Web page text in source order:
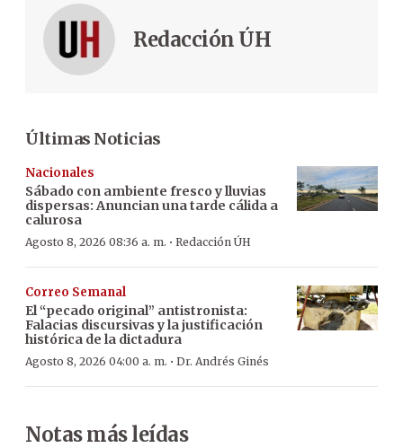
Redacción ÚH
Últimas Noticias
Nacionales
Sábado con ambiente fresco y lluvias
dispersas: Anuncian una tarde cálida a
calurosa
Agosto 8, 2026 08:36 a. m. · Redacción ÚH
Correo Semanal
El “pecado original” antistronista:
Falacias discursivas y la justificación
histórica de la dictadura
Agosto 8, 2026 04:00 a. m. · Dr. Andrés Ginés
Notas más leídas